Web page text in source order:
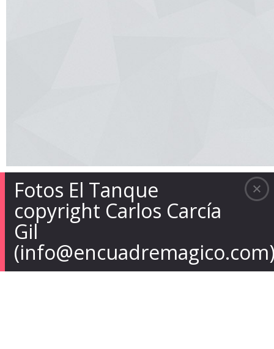
Fotos El Tanque
copyright Carlos Carcía
Gil